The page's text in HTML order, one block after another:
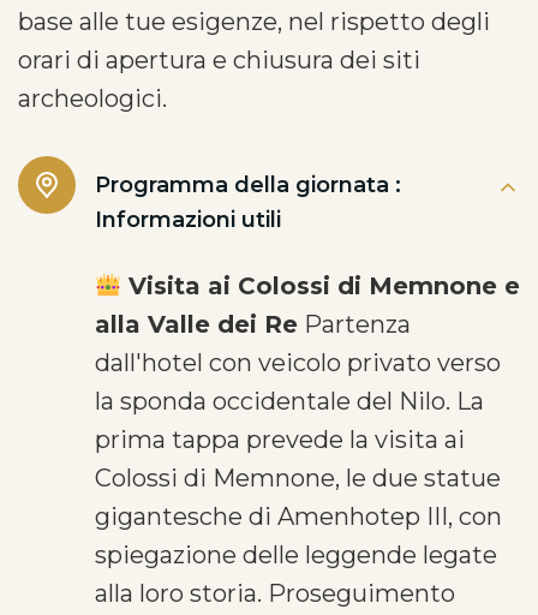
base alle tue esigenze, nel rispetto degli
orari di apertura e chiusura dei siti
archeologici.
Programma della giornata :
Informazioni utili
Visita ai Colossi di Memnone e
alla Valle dei Re Partenza
dall'hotel con veicolo privato verso
la sponda occidentale del Nilo. La
prima tappa prevede la visita ai
Colossi di Memnone, le due statue
gigantesche di Amenhotep III, con
spiegazione delle leggende legate
alla loro storia. Proseguimento